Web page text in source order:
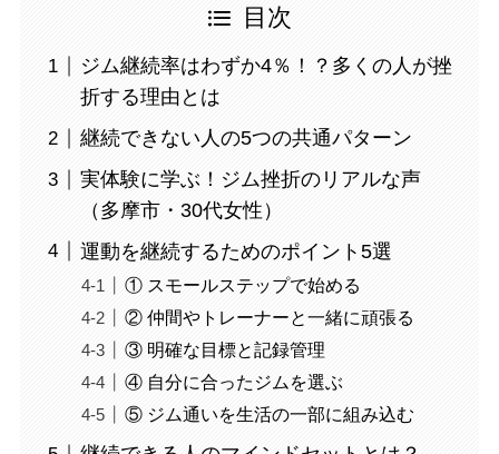
目次
ジム継続率はわずか4％！？多くの人が挫
折する理由とは
継続できない人の5つの共通パターン
実体験に学ぶ！ジム挫折のリアルな声
（多摩市・30代女性）
運動を継続するためのポイント5選
① スモールステップで始める
② 仲間やトレーナーと一緒に頑張る
③ 明確な目標と記録管理
④ 自分に合ったジムを選ぶ
⑤ ジム通いを生活の一部に組み込む